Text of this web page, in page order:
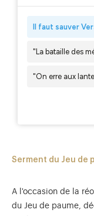
Serment du Jeu de
A l'occasion de la
du Jeu de paume,